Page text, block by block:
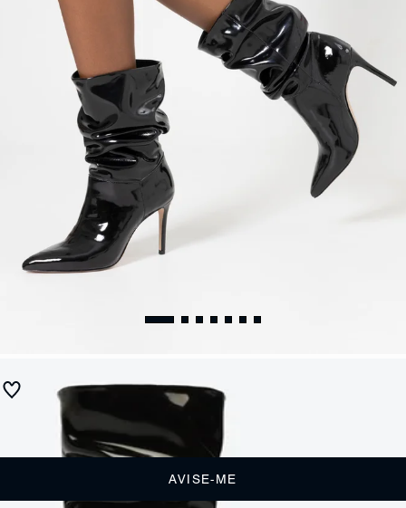
Produto indisponível
Receba atéR$ 34,50
AVISE-ME